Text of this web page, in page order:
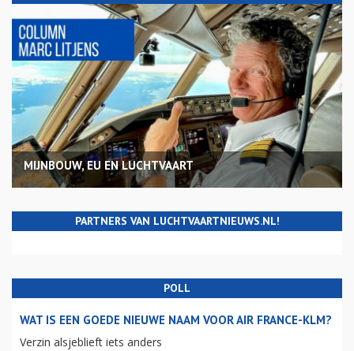
MIJNBOUW, EU EN LUCHTVAART
PARTNERS VAN LUCHTVAARTNIEUWS.NL!
POLL
WAT IS EEN GOEDE NIEUWE NAAM VOOR AIR FRANCE-KLM?
Verzin alsjeblieft iets anders